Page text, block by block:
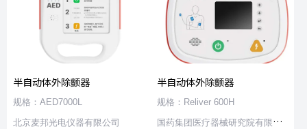
半自动体外除颤器
规格：AED7000L
北京麦邦光电仪器有限公司
半自动体外除颤器
规格：Reliver 600H
国药集团医疗器械研究院有限公